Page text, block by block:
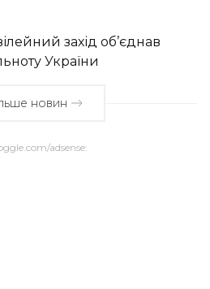
захід об’єднав
України
новин
adsense: